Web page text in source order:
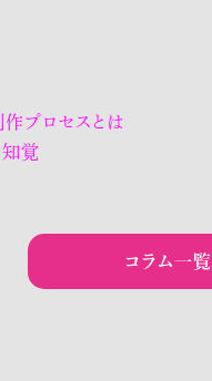
作プロセスとは
知覚
コラム一